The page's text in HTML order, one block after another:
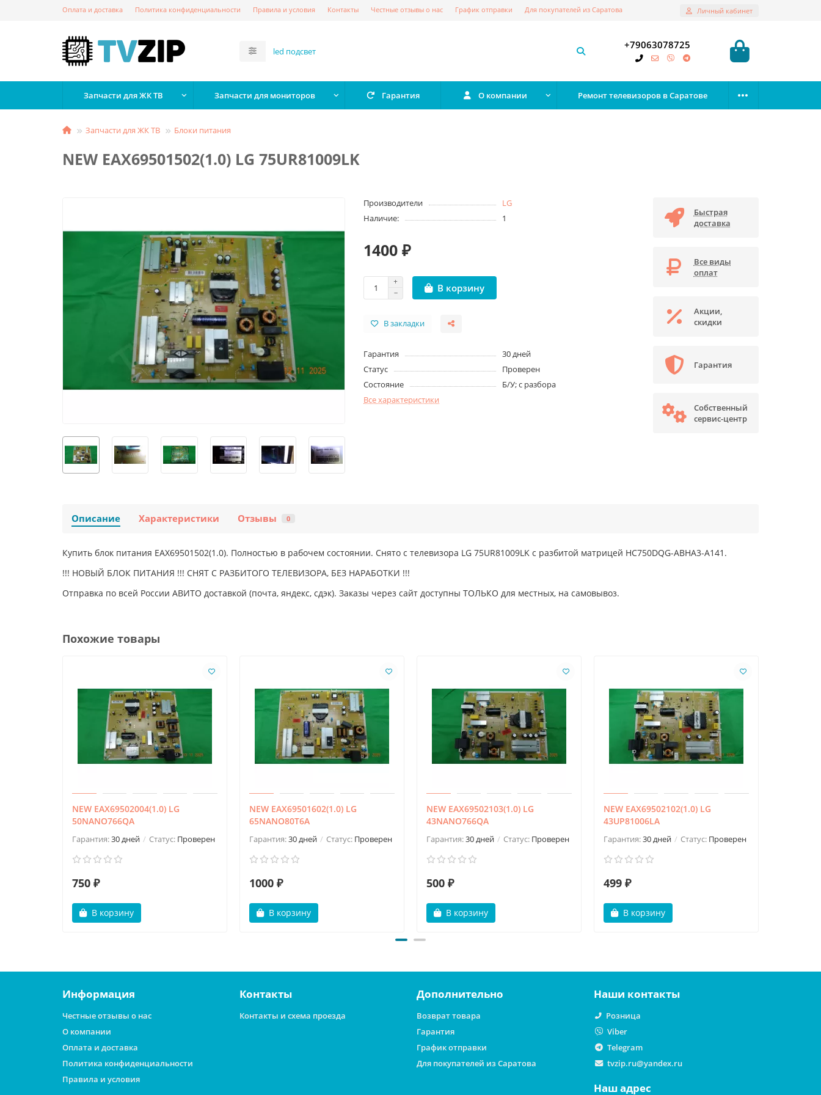
Оплата и доставка Политика конфиденциальности Правила и условия Контакты Честные отзывы о нас График отправки Для покупателей из Саратова Личный кабинет
+79063078725
Запчасти для ЖК ТВ Запчасти для мониторов Гарантия О компании Ремонт телевизоров в Саратове
Запчасти для ЖК ТВ Блоки питания
NEW EAX69501502(1.0) LG 75UR81009LK
Производители
LG
Наличие:
1
1400 ₽
В корзину
В закладки
Гарантия
30 дней
Статус
Проверен
Состояние
Б/У; с разбора
Все характеристики
Быстрая
доставка
Все виды
оплат
Акции,
скидки
Гарантия
Собственный
сервис-центр
Описание Характеристики Отзывы 0
Купить блок питания EAX69501502(1.0). Полностью в рабочем состоянии. Снято с телевизора LG 75UR81009LK с разбитой матрицей HC750DQG-ABHA3-A141.
!!! НОВЫЙ БЛОК ПИТАНИЯ !!! СНЯТ С РАЗБИТОГО ТЕЛЕВИЗОРА, БЕЗ НАРАБОТКИ !!!
Отправка по всей России АВИТО доставкой (почта, яндекс, сдэк). Заказы через сайт доступны ТОЛЬКО для местных, на самовывоз.
Похожие товары
NEW EAX69502004(1.0) LG
50NANO766QA
Гарантия:30 дней Статус: Проверен
750 ₽
В корзину
NEW EAX69501602(1.0) LG
65NANO80T6A
Гарантия:30 дней Статус: Проверен
1000 ₽
В корзину
NEW EAX69502103(1.0) LG
43NANO766QA
Гарантия:30 дней Статус: Проверен
500 ₽
В корзину
NEW EAX69502102(1.0) LG
43UP81006LA
Гарантия:30 дней Статус: Проверен
499 ₽
В корзину
Информация
Честные отзывы о нас
О компании
Оплата и доставка
Политика конфиденциальности
Правила и условия
Контакты
Контакты и схема проезда
Дополнительно
Возврат товара
Гарантия
График отправки
Для покупателей из Саратова
Наши контакты
Розница
Viber
Telegram
tvzip.ru@yandex.ru
Наш адрес